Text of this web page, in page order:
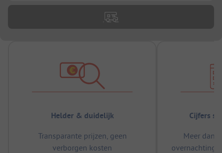
Helder & duidelijk
Transparante prijzen, geen
verborgen kosten
Cijfers
Meer dan